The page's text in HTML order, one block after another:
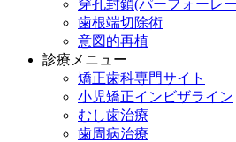
穿孔封鎖(パーフォーレ
歯根端切除術
意図的再植
診療メニュー
矯正歯科専門サイト
小児矯正インビザライン
むし歯治療
歯周病治療